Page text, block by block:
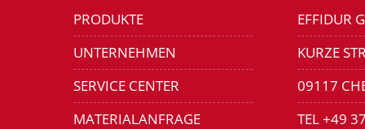
PRODUKTE
UNTERNEHMEN
SERVICE CENTER
MATERIALANFRAGE
EFFIDUR
KURZE
09117
TEL +49